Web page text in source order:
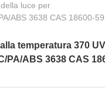
luce per
ABS 3638 CAS 18600-
temperatura 370
PA/ABS 3638 CAS